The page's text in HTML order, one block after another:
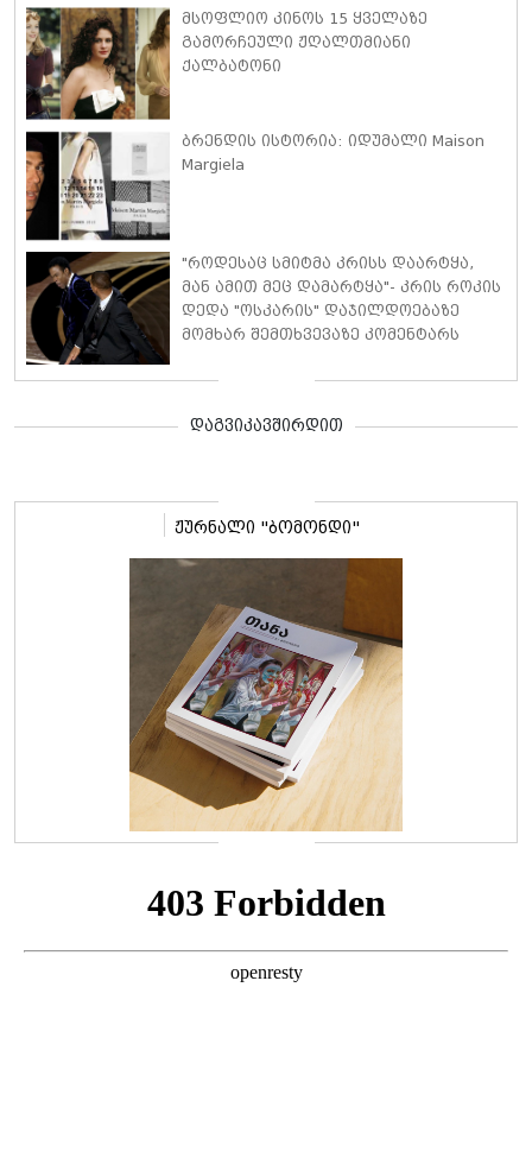
მსოფლიო კინოს 15 ყველაზე
გამორჩეული ჟღალთმიანი
ქალბატონი
ბრენდის ისტორია: იდუმალი Maison
Margiela
"როდესაც სმიტმა კრისს დაარტყა,
მან ამით მეც დამარტყა"- კრის როკის
დედა "ოსკარის" დაჯილდოებაზე
მომხარ შემთხვევაზე კომენტარს
დაგვიკავშირდით
ჟურნალი "ბომონდი"